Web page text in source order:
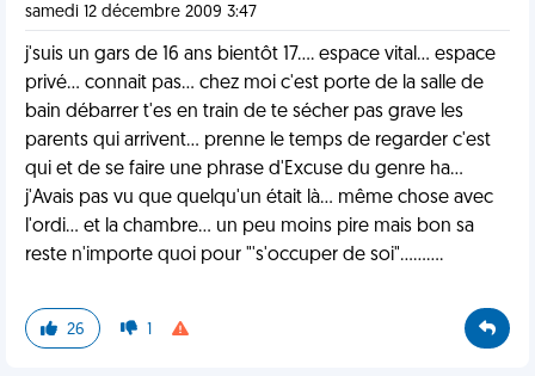
samedi 12 décembre 2009 3:47
j'suis un gars de 16 ans bientôt 17.... espace vital... espace
privé... connait pas... chez moi c'est porte de la salle de
bain débarrer t'es en train de te sécher pas grave les
parents qui arrivent... prenne le temps de regarder c'est
qui et de se faire une phrase d'Excuse du genre ha...
j'Avais pas vu que quelqu'un était là... même chose avec
l'ordi... et la chambre... un peu moins pire mais bon sa
reste n'importe quoi pour "'s'occuper de soi"..........
26 1